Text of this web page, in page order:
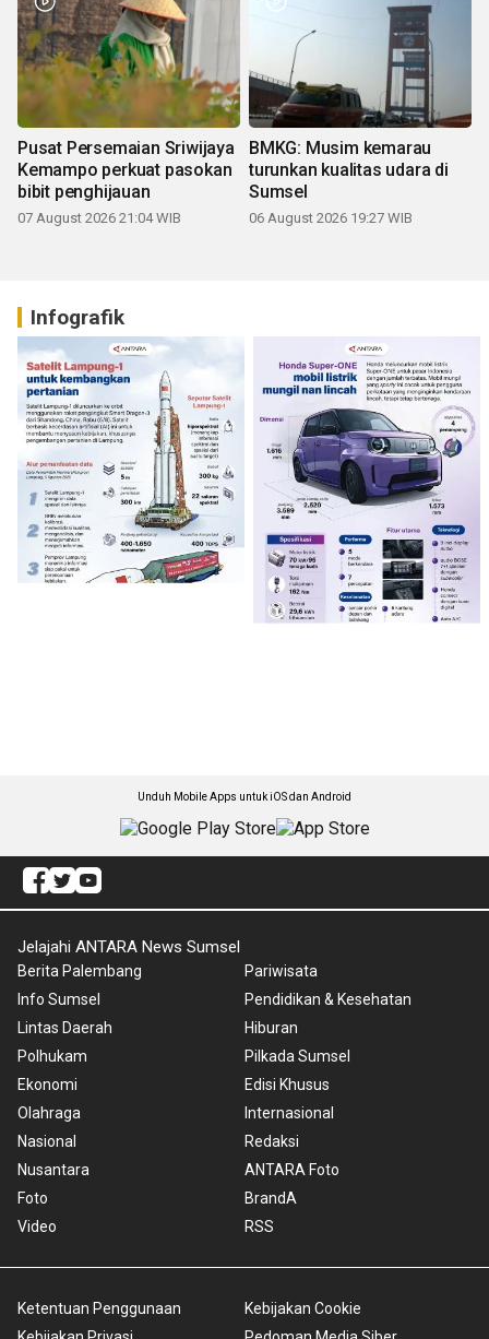
Pusat Persemaian Sriwijaya
Kemampo perkuat pasokan
bibit penghijauan
07 August 2026 21:04 WIB
BMKG: Musim kemarau
turunkan kualitas udara di
Sumsel
06 August 2026 19:27 WIB
Infografik
Unduh Mobile Apps untuk iOS dan Android
Jelajahi ANTARA News Sumsel
Berita Palembang
Info Sumsel
Lintas Daerah
Polhukam
Ekonomi
Olahraga
Nasional
Nusantara
Foto
Video
Pariwisata
Pendidikan & Kesehatan
Hiburan
Pilkada Sumsel
Edisi Khusus
Internasional
Redaksi
ANTARA Foto
BrandA
RSS
Ketentuan Penggunaan
Kebijakan Cookie